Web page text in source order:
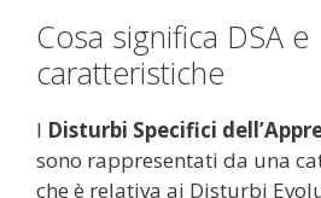
Cosa significa DSA e
caratteristiche
I Disturbi Specifici
sono rappresentati da una
che è relativa ai Disturbi